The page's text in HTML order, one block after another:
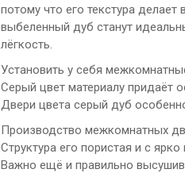
потому что его текстура
выбеленный дуб станут
лёгкость.
Установить у себя
Серый цвет материалу придаёт
Двери цвета серый дуб
Производство межкомнатных
Структура его пористая и с
Важно ещё и правильно